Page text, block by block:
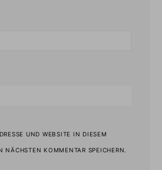
UND WEBSITE IN DIESEM
NÄCHSTEN KOMMENTAR SPEICHERN.